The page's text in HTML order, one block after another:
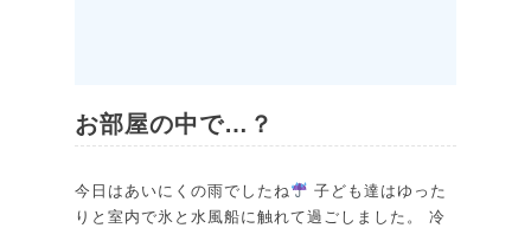
お部屋の中で…？
今日はあいにくの雨でしたね
子ども達はゆった
りと室内で氷と水風船に触れて過ごしました。 冷